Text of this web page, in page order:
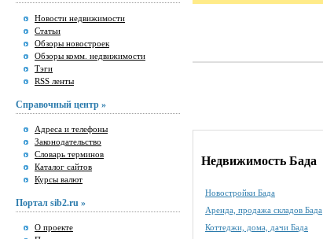
Новости недвижимости
Статьи
Обзоры новостроек
Обзоры комм. недвижимости
Тэги
RSS ленты
Справочный центр »
Адреса и телефоны
Законодательство
Словарь терминов
Каталог сайтов
Курсы валют
Портал sib2.ru »
О проекте
Недвижимость Бада
Новостройки Бада
Аренда, продажа складов Бада
Коттеджи, дома, дачи Бада